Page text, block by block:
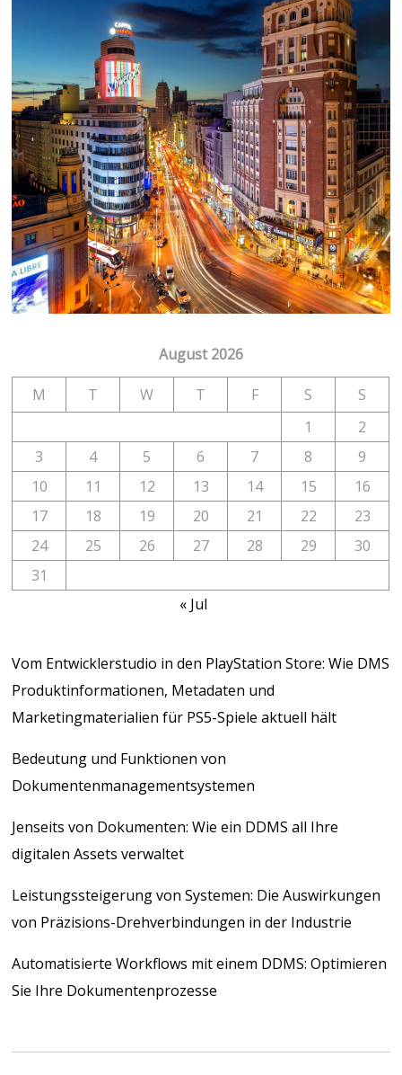
August 2026
M T W T F S
S
1
2
3
4 5 6 7 8
9
10
11 12 13 14 15
16
17
18 19 20 21 22
23
24
25 26 27 28 29
30
31
« Jul
Vom Entwicklerstudio in den PlayStation Store: Wie DMS
Produktinformationen, Metadaten und
Marketingmaterialien für PS5-Spiele aktuell hält
Bedeutung und Funktionen von
Dokumentenmanagementsystemen
Jenseits von Dokumenten: Wie ein DDMS all Ihre
digitalen Assets verwaltet
Leistungssteigerung von Systemen: Die Auswirkungen
von Präzisions-Drehverbindungen in der Industrie
Automatisierte Workflows mit einem DDMS: Optimieren
Sie Ihre Dokumentenprozesse